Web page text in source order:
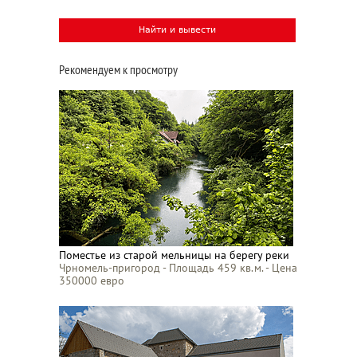
Рекомендуем к просмотру
Поместье из старой мельницы на берегу реки
Чрномель-пригород - Площадь 459 кв.м. - Цена
350000 евро